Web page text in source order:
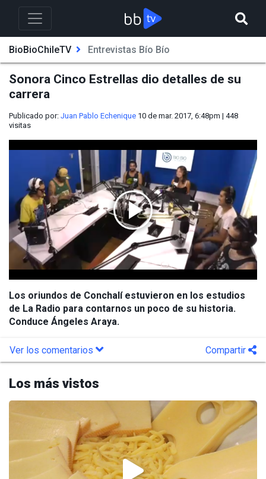
BioBioChileTV Entrevistas Bío Bío
Sonora Cinco Estrellas dio detalles de su
carrera
Publicado por: Juan Pablo Echenique 10 de mar. 2017, 6:48pm | 448
visitas
Los oriundos de Conchalí estuvieron en los estudios
de La Radio para contarnos un poco de su historia.
Conduce Ángeles Araya.
Ver los comentarios Compartir
Los más vistos